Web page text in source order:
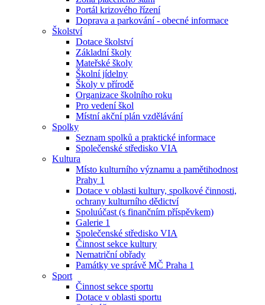
Portál krizového řízení
Doprava a parkování - obecné informace
Školství
Dotace školství
Základní školy
Mateřské školy
Školní jídelny
Školy v přírodě
Organizace školního roku
Pro vedení škol
Místní akční plán vzdělávání
Spolky
Seznam spolků a praktické informace
Společenské středisko VIA
Kultura
Místo kulturního významu a pamětihodnost
Prahy 1
Dotace v oblasti kultury, spolkové činnosti,
ochrany kulturního dědictví
Spoluúčast (s finančním příspěvkem)
Galerie 1
Společenské středisko VIA
Činnost sekce kultury
Nematriční obřady
Památky ve správě MČ Praha 1
Sport
Činnost sekce sportu
Dotace v oblasti sportu